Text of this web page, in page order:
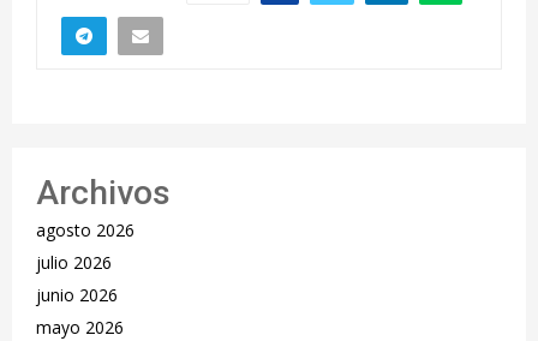
Archivos
agosto 2026
julio 2026
junio 2026
mayo 2026